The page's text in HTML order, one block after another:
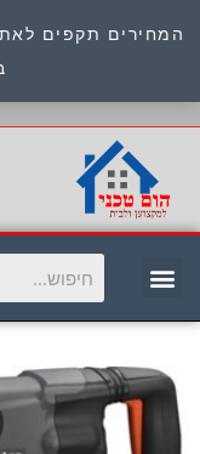
המחירים תקפים